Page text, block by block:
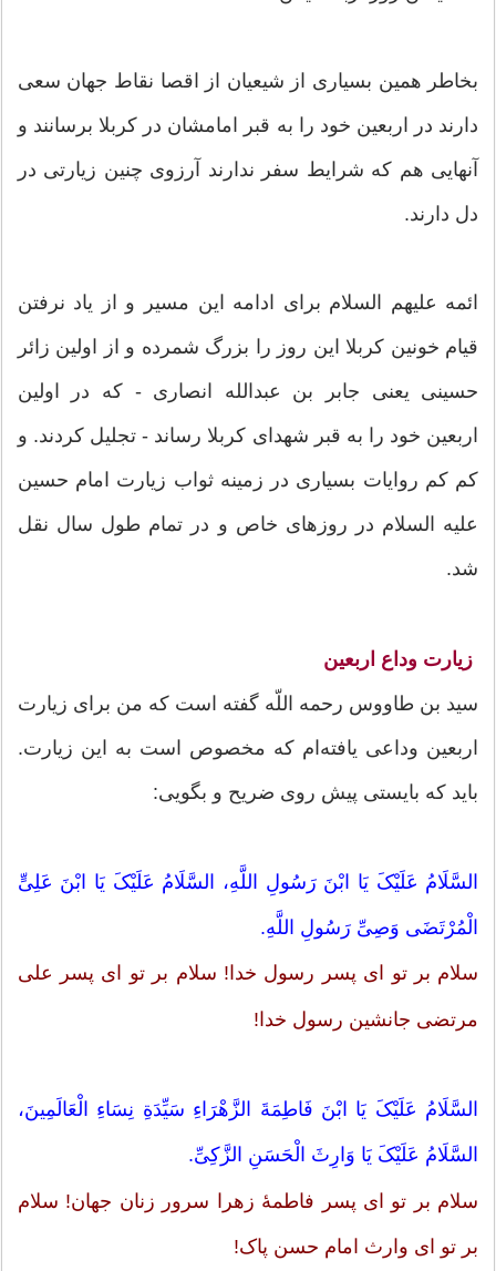
بخاطر همین بسیاری از شیعیان از اقصا نقاط جهان سعی
دارند در اربعین خود را به قبر امامشان در کربلا برسانند و
آنهایی هم که شرایط سفر ندارند آرزوی چنین زیارتی در
دل دارند.
ائمه علیهم السلام برای ادامه این مسیر و از یاد نرفتن
قیام خونین کربلا این روز را بزرگ شمرده و از اولین زائر
حسینی یعنی جابر بن عبدالله انصاری - که در اولین
اربعین خود را به قبر شهدای کربلا رساند - تجلیل کردند. و
کم کم روایات بسیاری در زمینه ثواب زیارت امام حسین
علیه السلام در روزهای خاص و در تمام طول سال نقل
شد.
زیارت وداع اربعین
سید بن طاووس رحمه اللّه گفته است که من براى زیارت
اربعین وداعى یافته‌ام که مخصوص است به این زیارت.
باید که بایستى پیش روى ضریح و بگویى:
السَّلَامُ عَلَیْکَ یَا ابْنَ رَسُولِ اللَّهِ، السَّلَامُ عَلَیْکَ یَا ابْنَ عَلِیٍّ
الْمُرْتَضَى وَصِیِّ رَسُولِ اللَّهِ.
سلام بر تو اى پسر رسول خدا! سلام بر تو اى پسر على
مرتضى جانشین رسول خدا!
السَّلَامُ عَلَیْکَ یَا ابْنَ فَاطِمَةَ الزَّهْرَاءِ سَیِّدَةِ نِسَاءِ الْعَالَمِینَ،
السَّلَامُ عَلَیْکَ یَا وَارِثَ الْحَسَنِ الزَّکِیِّ.
سلام بر تو اى پسر فاطمۀ زهرا سرور زنان جهان! سلام
بر تو اى وارث امام حسن پاک!